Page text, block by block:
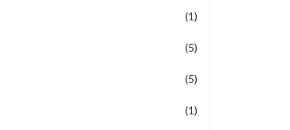
(1)
(5)
(5)
(1)